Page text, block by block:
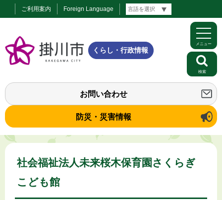
ご利用案内 Foreign Language
くらし・行政情報
お問い合わせ
防災・災害情報
メニュー
検索
社会福祉法人未来桜木保育園さくらぎ
こども館